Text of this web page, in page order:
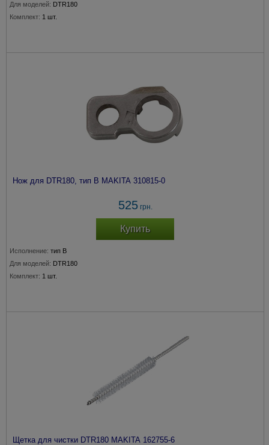
Для моделей: DTR180
Комплект: 1 шт.
Нож для DTR180, тип B MAKITA 310815-0
525грн.
Купить
Исполнение: тип B
Для моделей: DTR180
Комплект: 1 шт.
Щетка для чистки DTR180 MAKITA 162755-6